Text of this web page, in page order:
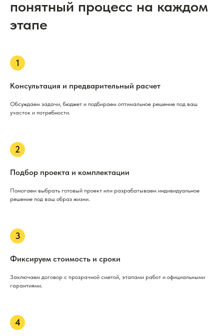
понятный процесс на каждом
этапе
Консультация и предварительный расчет
Обсуждаем задачи, бюджет и подбираем оптимальное решение под ваш
участок и потребности.
Подбор проекта и комплектации
Помогаем выбрать готовый проект или разрабатываем индивидуальное
решение под ваш образ жизни.
Фиксируем стоимость и сроки
Заключаем договор с прозрачной сметой, этапами работ и официальными
гарантиями.